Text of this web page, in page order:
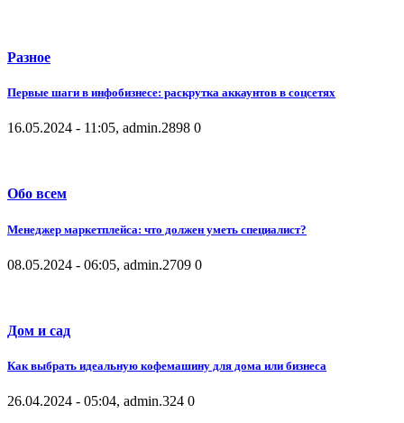
Разное
Первые шаги в инфобизнесе: раскрутка аккаунтов в соцсетях
16.05.2024 - 11:05, admin.2898 0
Обо всем
Менеджер маркетплейса: что должен уметь специалист?
08.05.2024 - 06:05, admin.2709 0
Дом и сад
Как выбрать идеальную кофемашину для дома или бизнеса
26.04.2024 - 05:04, admin.324 0